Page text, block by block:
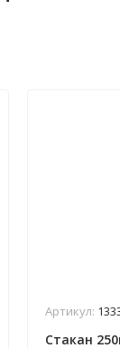
Артикул:
Стакан